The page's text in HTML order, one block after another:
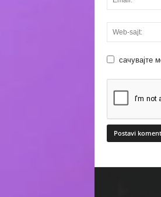
сачувајте